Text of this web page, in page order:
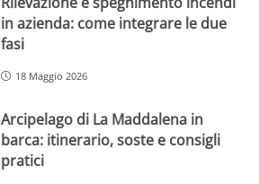
in azienda: come integrare le due
fasi
18 Maggio 2026
Arcipelago di La Maddalena in
barca: itinerario, soste e consigli
pratici